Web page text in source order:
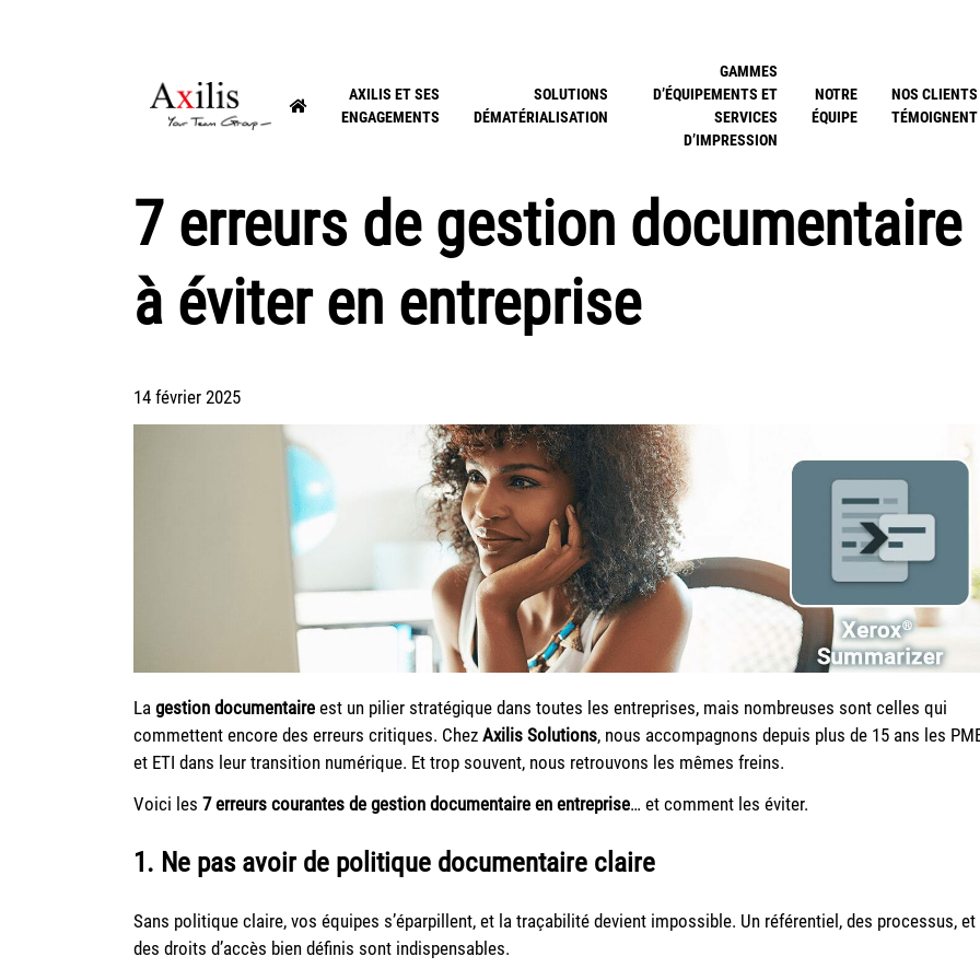
AXILIS ET SES
ENGAGEMENTS
SOLUTIONS
DÉMATÉRIALISATION
GAMMES
D’ÉQUIPEMENTS ET
SERVICES
D’IMPRESSION
NOTRE
ÉQUIPE
NOS CLIENTS
TÉMOIGNENT
7 erreurs de gestion documentaire
à éviter en entreprise
14 février 2025
La gestion documentaire est un pilier stratégique dans toutes les entreprises, mais nombreuses sont celles qui
commettent encore des erreurs critiques. Chez Axilis Solutions, nous accompagnons depuis plus de 15 ans les
et ETI dans leur transition numérique. Et trop souvent, nous retrouvons les mêmes freins.
Voici les 7 erreurs courantes de gestion documentaire en entreprise… et comment les éviter.
1. Ne pas avoir de politique documentaire claire
Sans politique claire, vos équipes s’éparpillent, et la traçabilité devient impossible. Un référentiel, des processus, et
des droits d’accès bien définis sont indispensables.